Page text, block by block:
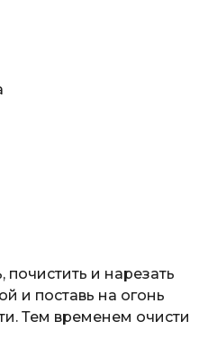
и нарезать
и поставь на огонь
Тем временем очисти